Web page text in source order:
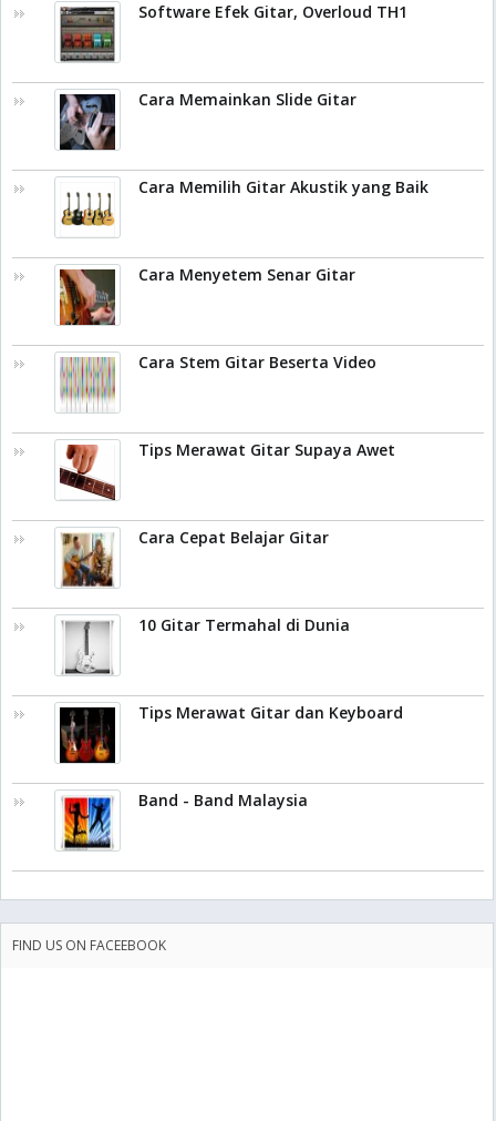
Software Efek Gitar, Overloud TH1
Cara Memainkan Slide Gitar
Cara Memilih Gitar Akustik yang Baik
Cara Menyetem Senar Gitar
Cara Stem Gitar Beserta Video
Tips Merawat Gitar Supaya Awet
Cara Cepat Belajar Gitar
10 Gitar Termahal di Dunia
Tips Merawat Gitar dan Keyboard
Band - Band Malaysia
FIND US ON FACEEBOOK